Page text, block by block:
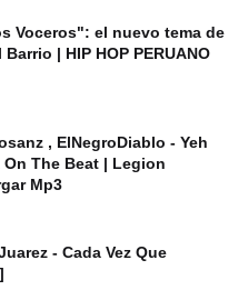
Voceros": el nuevo tema de
| HIP HOP PERUANO
, ElNegroDiablo - Yeh
On The Beat | Legion
Mp3
- Cada Vez Que